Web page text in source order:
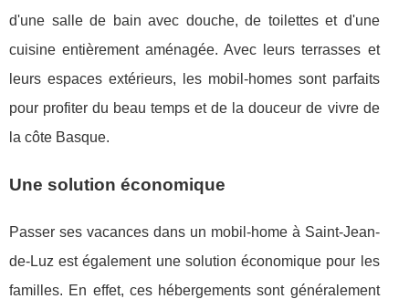
d'une salle de bain avec douche, de toilettes et d'une
cuisine entièrement aménagée. Avec leurs terrasses et
leurs espaces extérieurs, les mobil-homes sont parfaits
pour profiter du beau temps et de la douceur de vivre de
la côte Basque.
Une solution économique
Passer ses vacances dans un mobil-home à Saint-Jean-
de-Luz est également une solution économique pour les
familles. En effet, ces hébergements sont généralement